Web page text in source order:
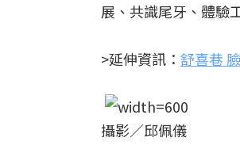
展、共識尾牙、體驗
>延伸資訊： 舒喜巷
攝影／邱佩儀